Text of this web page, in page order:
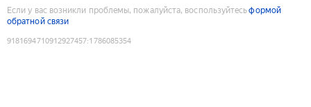
Если у вас возникли проблемы, пожалуйста, воспользуйтесьформой
обратной связи
9181694710912927457:1786085354